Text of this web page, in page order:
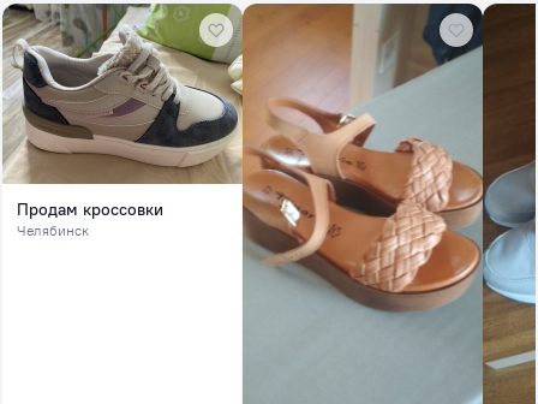
Продам кроссовки
Челябинск